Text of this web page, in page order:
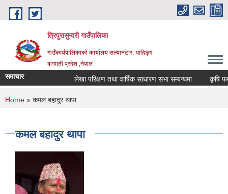
Skip to main content
त्रिपुरासुन्दरी गाउँपालिका
गाउँकार्यपालिकाको कार्यालय सल्यानटार, धादिङ्ग
बागमती प्रदेश ,नेपाल
समाचार लेखा परिक्षण तथा वार्षिक साधारण सभा सम्बन्धमा
You are here
Home » कमल बहादुर थापा
कमल बहादुर थापा